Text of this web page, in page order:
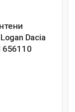
Dacia
656110